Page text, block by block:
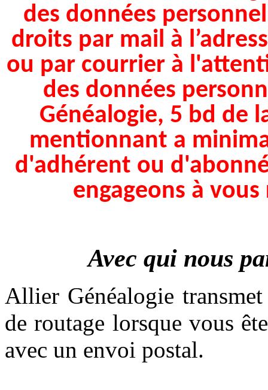
des données
droits par mail à
ou par courrier à
des données
Généalogie, 5 bd de
mentionnant a
d'adhérent ou
engageons à
Avec qui nous
Allier Généalogie
de routage lorsque vous
avec un envoi postal.